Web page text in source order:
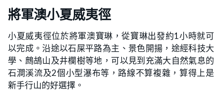
將軍澳小夏威夷徑
小夏威夷徑位於將軍澳寶琳，從寶琳出發約1小時就可
以完成。沿途以石屎平路為主、景色開揚，途經科技大
學、鷓鴣山及井欄樹等地，可以見到充滿大自然氣息的
石澗溪流及2個小型瀑布等，路線不算複雜，算得上是
新手行山的好選擇。